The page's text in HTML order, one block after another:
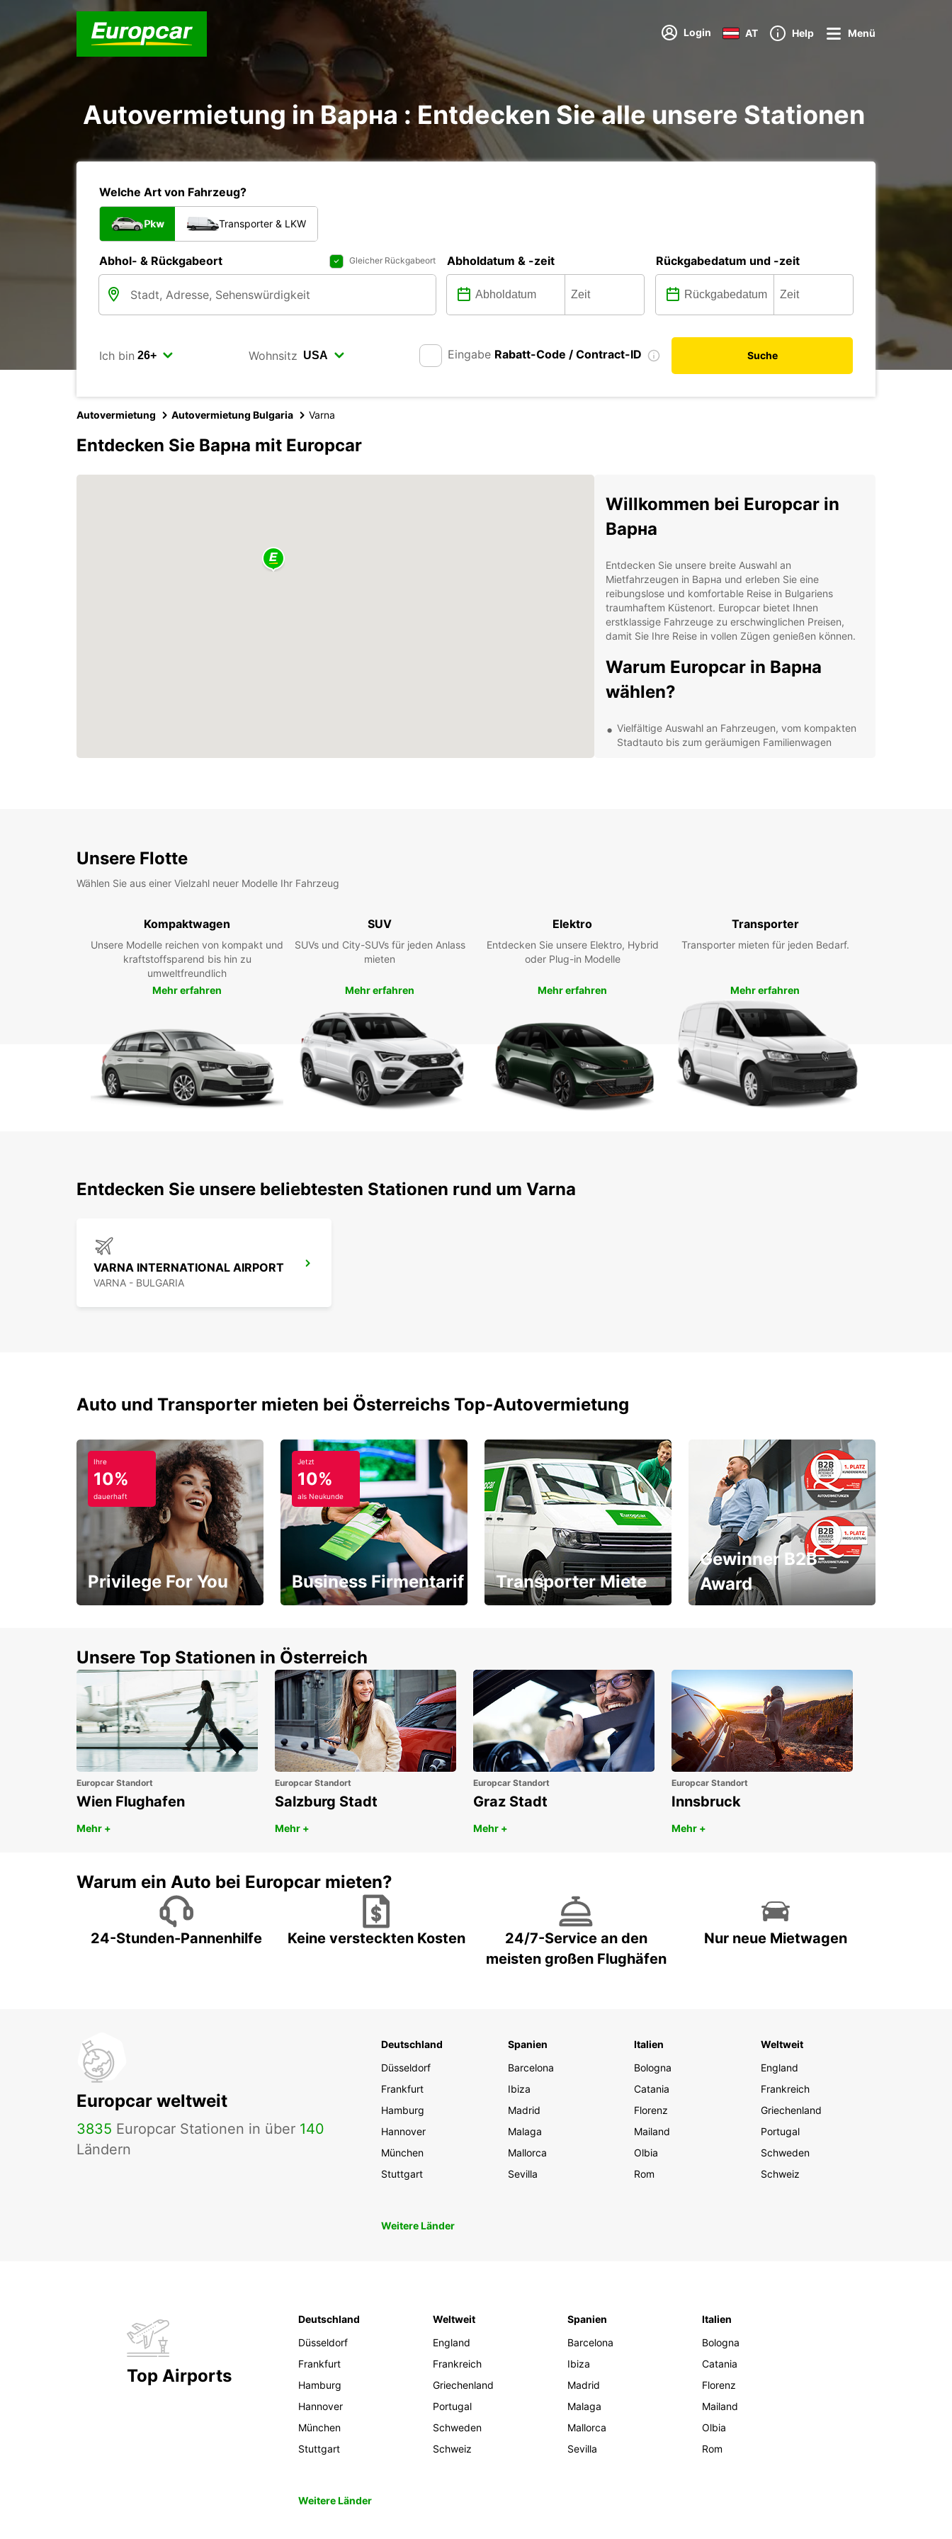
Login AT Help Menü
Autovermietung in Варна : Entdecken Sie alle unsere Stationen
Welche Art von Fahrzeug?
Pkw Transporter & LKW
Abhol- & Rückgabeort Gleicher Rückgabeort Abholdatum & -zeit Rückgabedatum und -zeit
Ich bin Wohnsitz Eingabe Rabatt-Code / Contract-ID Suche
Autovermietung Autovermietung Bulgaria Varna
Entdecken Sie Варна mit Europcar
Willkommen bei Europcar in
Варна
Entdecken Sie unsere breite Auswahl an
Mietfahrzeugen in Варна und erleben Sie eine
reibungslose und komfortable Reise in Bulgariens
traumhaftem Küstenort. Europcar bietet Ihnen
erstklassige Fahrzeuge zu erschwinglichen Preisen,
damit Sie Ihre Reise in vollen Zügen genießen können.
Warum Europcar in Варна
wählen?
Vielfältige Auswahl an Fahrzeugen, vom kompakten
Stadtauto bis zum geräumigen Familienwagen
Варна, die drittgrößte Stadt Bulgariens, beeindruckt
mit ihrer reichen Geschichte, pulsierenden Kultur und
atemberaubenden Stränden. Nutzen Sie Ihren Europcar
der Stadt zu erkunden, entlang der Küste zu fahren
oder Ausflüge in die umliegenden Regionen zu
Buchen Sie noch heute Ihren
Europcar Mietwagen in Варна
Erleben Sie die Freiheit und Flexibilität, die Ihnen ein
Unsere Flotte
Wählen Sie aus einer Vielzahl neuer Modelle Ihr Fahrzeug
Kompaktwagen
Unsere Modelle reichen von kompakt und
kraftstoffsparend bis hin zu
umweltfreundlich
Mehr erfahren
SUV
SUVs und City-SUVs für jeden Anlass
mieten
Mehr erfahren
Elektro
Entdecken Sie unsere Elektro, Hybrid
oder Plug-in Modelle
Mehr erfahren
Transporter
Transporter mieten für jeden Bedarf.
Mehr erfahren
Entdecken Sie unsere beliebtesten Stationen rund um Varna
VARNA INTERNATIONAL AIRPORT
VARNA - BULGARIA
Auto und Transporter mieten bei Österreichs Top-Autovermietung
Ihre
10%
dauerhaft
Privilege For You
Jetzt
10%
als Neukunde
Business Firmentarif Transporter Miete
Gewinner B2B-
Award
Unsere Top Stationen in Österreich
Europcar Standort
Wien Flughafen
Mehr +
Europcar Standort
Salzburg Stadt
Mehr +
Europcar Standort
Graz Stadt
Mehr +
Europcar Standort
Innsbruck
Mehr +
Warum ein Auto bei Europcar mieten?
24-Stunden-Pannenhilfe Keine versteckten Kosten
24/7-Service an den
meisten großen Flughäfen
Nur neue Mietwagen
Europcar weltweit
3835 Europcar Stationen in über 140
Ländern
Deutschland
Düsseldorf
Frankfurt
Hamburg
Hannover
München
Stuttgart
Spanien
Barcelona
Ibiza
Madrid
Malaga
Mallorca
Sevilla
Italien
Bologna
Catania
Florenz
Mailand
Olbia
Rom
Weltweit
England
Frankreich
Griechenland
Portugal
Schweden
Schweiz
Weitere Länder
Top Airports
Deutschland
Düsseldorf
Frankfurt
Hamburg
Hannover
München
Stuttgart
Weltweit
England
Frankreich
Griechenland
Portugal
Schweden
Schweiz
Spanien
Barcelona
Ibiza
Madrid
Malaga
Mallorca
Sevilla
Italien
Bologna
Catania
Florenz
Mailand
Olbia
Rom
Weitere Länder